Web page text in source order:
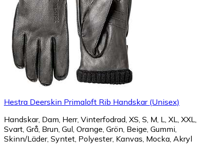
Hestra Deerskin Primaloft Rib Handskar (Unisex)
Handskar, Dam, Herr, Vinterfodrad, XS, S, M, L, XL, XXL,
Svart, Grå, Brun, Gul, Orange, Grön, Beige, Gummi,
Skinn/Läder, Syntet, Polyester, Kanvas, Mocka, Akryl